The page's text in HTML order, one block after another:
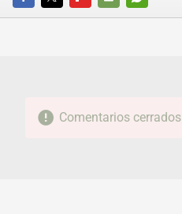
FACEBOOKTWITTERFLIPBOARD
E-
WHATSAPP
Comentarios cerrados